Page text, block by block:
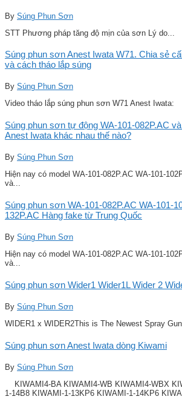
By Súng Phun Sơn
STT Phương pháp tăng độ mịn của sơn Lý do...
Súng phun sơn Anest Iwata W71. Chia sẻ
và cách tháo lắp súng
By Súng Phun Sơn
Video tháo lắp súng phun sơn W71 Anest Iwata:
Súng phun sơn tự động WA-101-082P.AC
Anest Iwata khác nhau thế nào?
By Súng Phun Sơn
Hiện nay có model WA-101-082P.AC WA-101-
và...
Súng phun sơn WA-101-082P.AC WA-101-
132P.AC Hàng fake từ Trung Quốc
By Súng Phun Sơn
Hiện nay có model WA-101-082P.AC WA-101-
và...
Súng phun sơn Wider1 Wider1L Wider 2
By Súng Phun Sơn
WIDER1 x WIDER2This is The Newest Spray
Súng phun sơn Anest Iwata dòng Kiwami
By Súng Phun Sơn
KIWAMI4-BA KIWAMI4-WB KIWAMI4-WBX
1-14B8 KIWAMI-1-13KP6 KIWAMI-1-14KP6